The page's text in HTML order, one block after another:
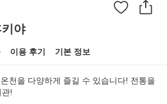
야
이용 후기 기본 정보
천을 다양하게 즐길 수 있습니다! 전통을
!